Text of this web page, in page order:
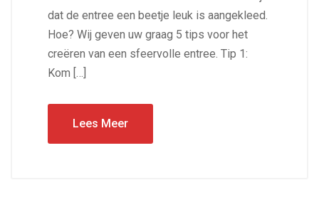
dat de entree een beetje leuk is aangekleed.
Hoe? Wij geven uw graag 5 tips voor het
creëren van een sfeervolle entree. Tip 1:
Kom […]
Lees Meer